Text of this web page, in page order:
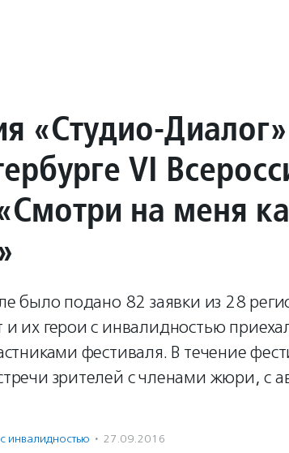
«Студио-
VI
на меня
было подано 82 заявки из 28
их герои с инвалидностью
фестиваля. В течение
зрителей с членами жюри, с
инвалидностью · 27.09.2016